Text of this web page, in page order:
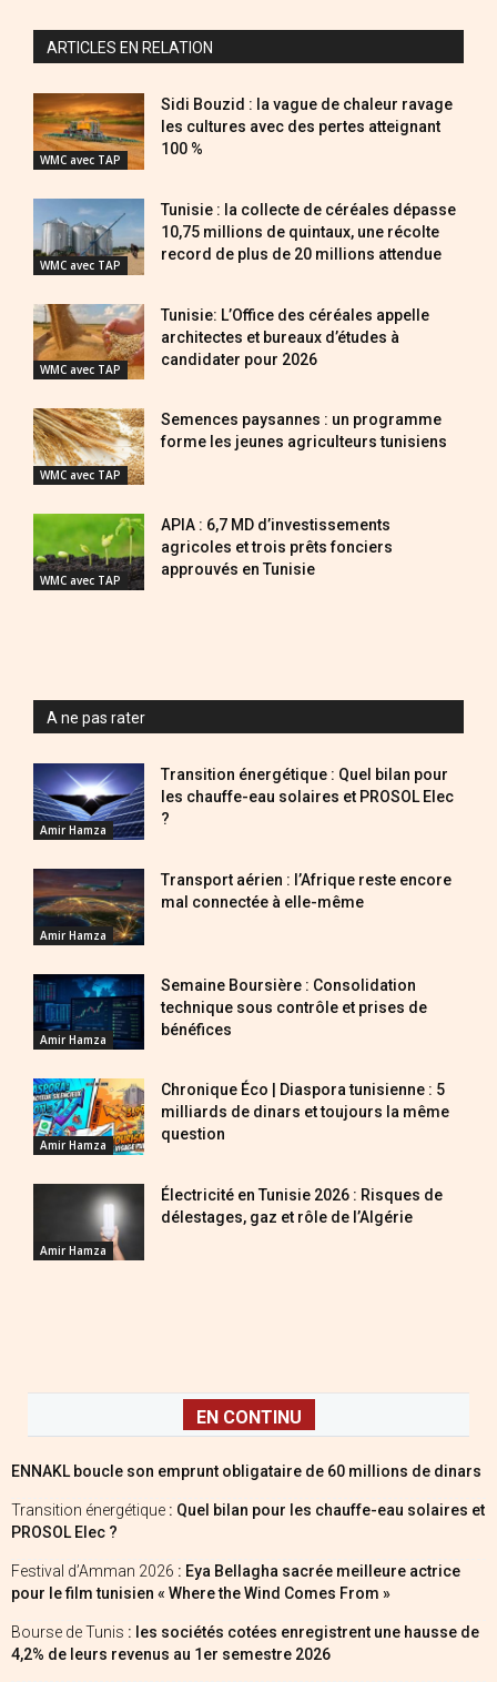
ARTICLES EN RELATION
WMC avec TAP
Sidi Bouzid : la vague de chaleur ravage
les cultures avec des pertes atteignant
100 %
WMC avec TAP
Tunisie : la collecte de céréales dépasse
10,75 millions de quintaux, une récolte
record de plus de 20 millions attendue
WMC avec TAP
Tunisie: L’Office des céréales appelle
architectes et bureaux d’études à
candidater pour 2026
WMC avec TAP
Semences paysannes : un programme
forme les jeunes agriculteurs tunisiens
WMC avec TAP
APIA : 6,7 MD d’investissements
agricoles et trois prêts fonciers
approuvés en Tunisie
A ne pas rater
Amir Hamza
Transition énergétique : Quel bilan pour
les chauffe-eau solaires et PROSOL Elec
?
Amir Hamza
Transport aérien : l’Afrique reste encore
mal connectée à elle-même
Amir Hamza
Semaine Boursière : Consolidation
technique sous contrôle et prises de
bénéfices
Amir Hamza
Chronique Éco | Diaspora tunisienne : 5
milliards de dinars et toujours la même
question
Amir Hamza
Électricité en Tunisie 2026 : Risques de
délestages, gaz et rôle de l’Algérie
EN CONTINU
ENNAKL boucle son emprunt obligataire de 60 millions de dinars
Transition énergétique : Quel bilan pour les chauffe-eau solaires et
PROSOL Elec ?
Festival d’Amman 2026 : Eya Bellagha sacrée meilleure actrice
pour le film tunisien « Where the Wind Comes From »
Bourse de Tunis : les sociétés cotées enregistrent une hausse de
4,2% de leurs revenus au 1er semestre 2026